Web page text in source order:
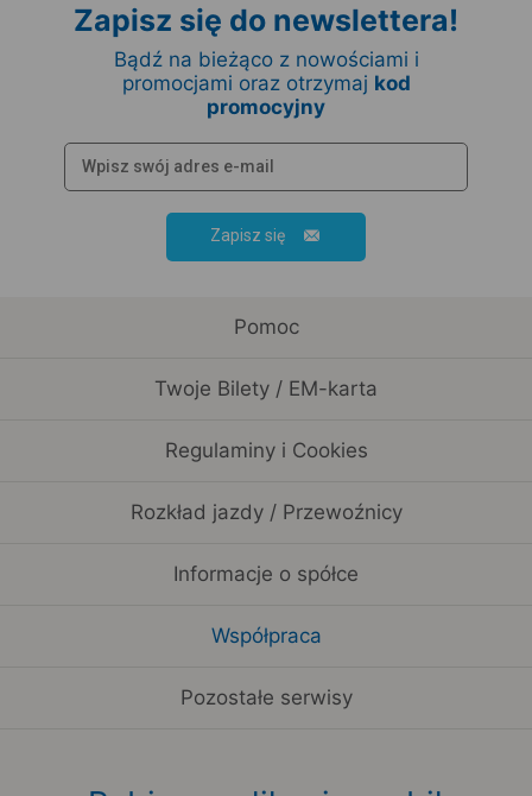
Zapisz się do newslettera!
Bądź na bieżąco z nowościami i
promocjami oraz otrzymaj kod
promocyjny
Zapisz się
Pomoc
Twoje Bilety / EM-karta
Regulaminy i Cookies
Rozkład jazdy / Przewoźnicy
Informacje o spółce
Współpraca
Pozostałe serwisy